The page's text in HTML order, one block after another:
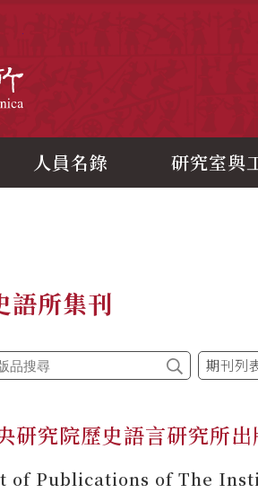
人員名錄 研究室與
語所集刊
期刊列
研究院歷史語言研究所
of Publications of The